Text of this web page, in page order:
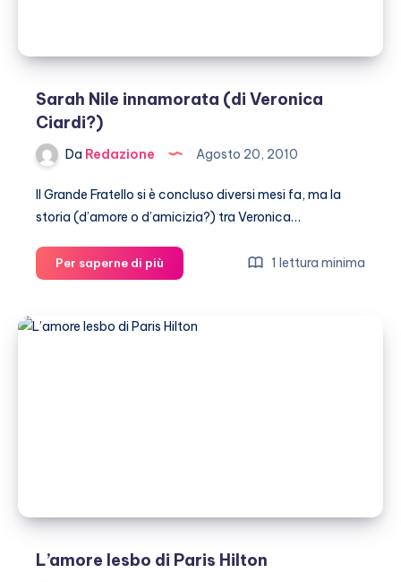
Sarah Nile innamorata (di Veronica
Ciardi?)
Da Redazione Agosto 20, 2010
Il Grande Fratello si è concluso diversi mesi fa, ma la
storia (d’amore o d’amicizia?) tra Veronica…
Per saperne di più
Nile
(di
1 lettura minima
L’amore lesbo di Paris Hilton